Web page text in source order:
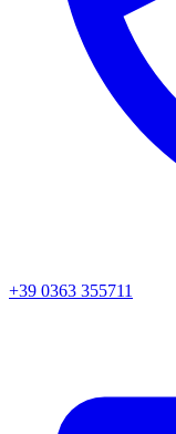
+39 0363 355711